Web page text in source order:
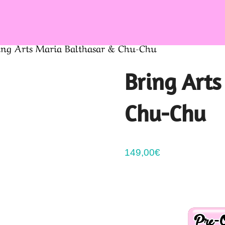
Arts Maria Balthasar & Chu-Chu
Bring
Chu-Chu
149,00€